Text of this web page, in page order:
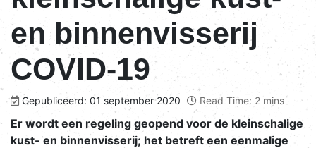
en binnenvisserij
COVID-19
Gepubliceerd: 01 september 2020 Read Time: 2 mins
Er wordt een regeling geopend voor de kleinschalige
kust- en binnenvisserij; het betreft een eenmalige